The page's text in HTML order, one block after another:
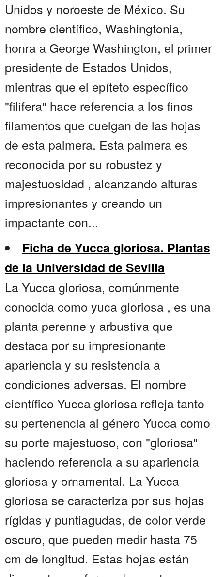
Unidos y noroeste de México. Su
nombre científico, Washingtonia,
honra a George Washington, el primer
presidente de Estados Unidos,
mientras que el epíteto específico
"filifera" hace referencia a los finos
filamentos que cuelgan de las hojas
de esta palmera. Esta palmera es
reconocida por su robustez y
majestuosidad , alcanzando alturas
impresionantes y creando un
impactante con...
Ficha de Yucca gloriosa. Plantas
de la Universidad de Sevilla
La Yucca gloriosa, comúnmente
conocida como yuca gloriosa , es una
planta perenne y arbustiva que
destaca por su impresionante
apariencia y su resistencia a
condiciones adversas. El nombre
científico Yucca gloriosa refleja tanto
su pertenencia al género Yucca como
su porte majestuoso, con "gloriosa"
haciendo referencia a su apariencia
gloriosa y ornamental. La Yucca
gloriosa se caracteriza por sus hojas
rígidas y puntiagudas, de color verde
oscuro, que pueden medir hasta 75
cm de longitud. Estas hojas están